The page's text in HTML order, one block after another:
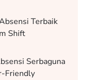
Terbaik
Shift
Serbaguna
Friendly